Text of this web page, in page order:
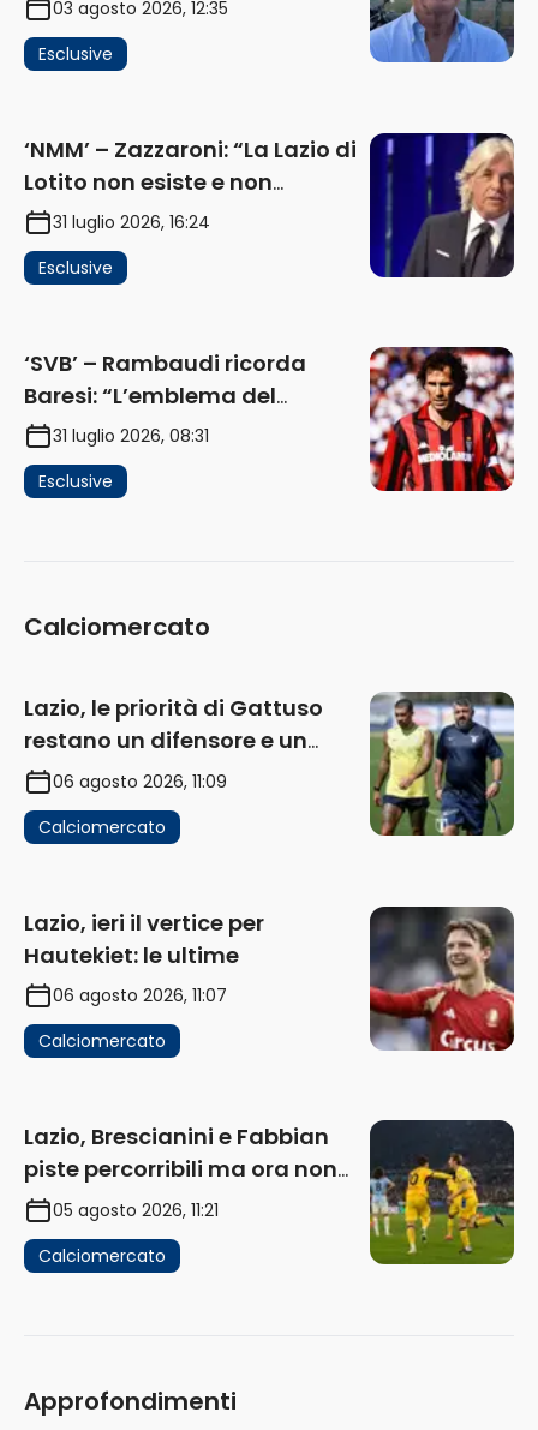
Flaminio e politica. La protesta
e gli interessi dei fondi”
03 agosto 2026, 12:35
Esclusive
‘NMM’ – Zazzaroni: “La Lazio di
Lotito non esiste e non
funziona più. E’ ora di lasciare,
ma lui non ascolta. Pignataro?
Ho verificato…” (AUDIO)
31 luglio 2026, 16:24
Esclusive
‘SVB’ – Rambaudi ricorda
Baresi: “L’emblema del
difensore moderno completo.
Lui è il Milan” (AUDIO)
31 luglio 2026, 08:31
Esclusive
Calciomercato
Lazio, le priorità di Gattuso
restano un difensore e un
centravanti: proposto Esposito
06 agosto 2026, 11:09
Calciomercato
Lazio, ieri il vertice per
Hautekiet: le ultime
06 agosto 2026, 11:07
Calciomercato
Lazio, Brescianini e Fabbian
piste percorribili ma ora non
sono la priorità
05 agosto 2026, 11:21
Calciomercato
Approfondimenti